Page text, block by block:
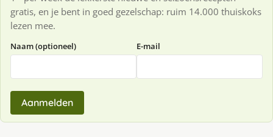
gratis, en je bent in goed gezelschap: ruim 14.000 thuiskoks
lezen mee.
Naam (optioneel) E-mail
Aanmelden